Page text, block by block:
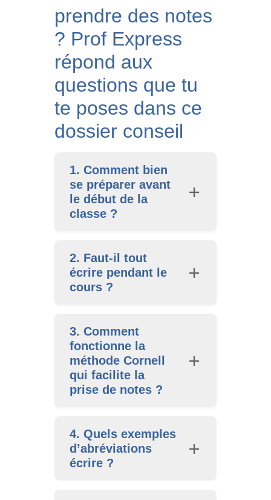
prendre des notes
? Prof Express
répond aux
questions que tu
te poses dans ce
dossier conseil
1. Comment bien
se préparer avant
le début de la
classe ?
2. Faut-il tout
écrire pendant le
cours ?
3. Comment
fonctionne la
méthode Cornell
qui facilite la
prise de notes ?
4. Quels exemples
d’abréviations
écrire ?